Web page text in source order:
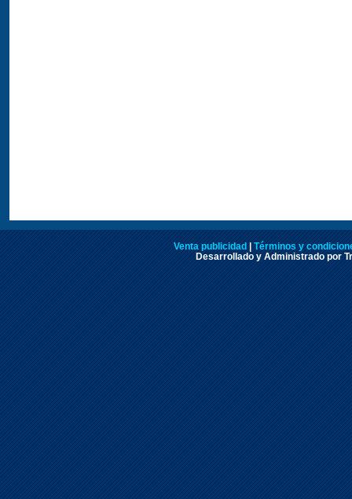
Venta publicidad | Términos y
Desarrollado y Administrado por